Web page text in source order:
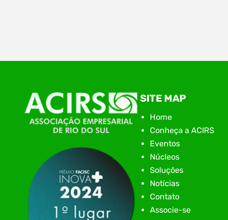
Única. O Voz Única no Alto Vale tem como
poder público com transparência.…
SITE MAP
Home
Conheça a ACIRS
Eventos
Núcleos
Soluções
Notícias
Contato
Associe-se